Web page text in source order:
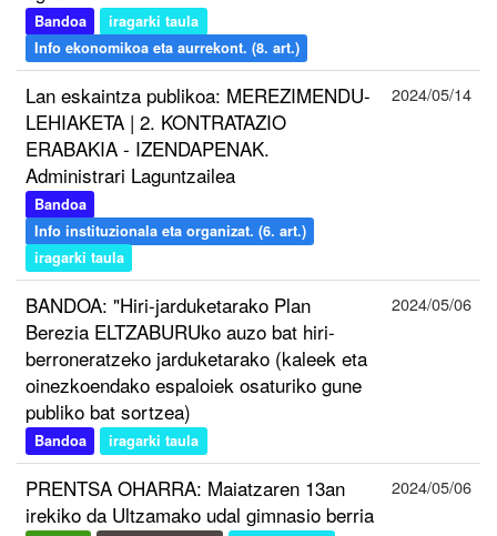
Bandoa
iragarki taula
Info ekonomikoa eta aurrekont. (8. art.)
Lan eskaintza publikoa: MEREZIMENDU-
LEHIAKETA | 2. KONTRATAZIO
ERABAKIA - IZENDAPENAK.
Administrari Laguntzailea
Bandoa
Info instituzionala eta organizat. (6. art.)
iragarki taula
2024/05/14
BANDOA: "Hiri-jarduketarako Plan
Berezia ELTZABURUko auzo bat hiri-
berroneratzeko jarduketarako (kaleek eta
oinezkoendako espaloiek osaturiko gune
publiko bat sortzea)
Bandoa iragarki taula
2024/05/06
PRENTSA OHARRA: Maiatzaren 13an
irekiko da Ultzamako udal gimnasio berria
2024/05/06